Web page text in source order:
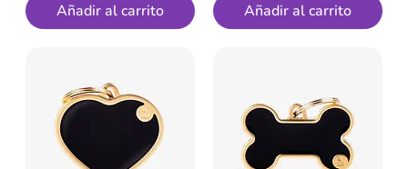
Añadir al carrito Añadir al carrito